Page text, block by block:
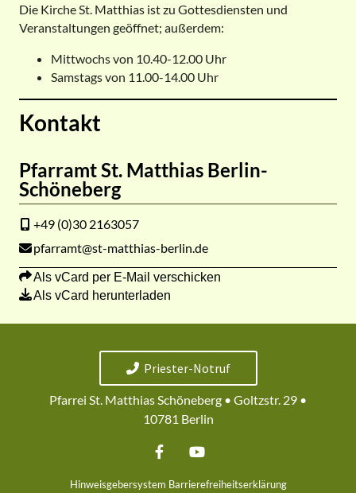
Die Kirche St. Matthias ist zu Gottesdiensten und
Veranstaltungen geöffnet; außerdem:
Mittwochs von 10.40-12.00 Uhr
Samstags von 11.00-14.00 Uhr
Kontakt
Pfarramt St. Matthias Berlin-
Schöneberg
+49 (0)30 2163057
pfarramt@st-matthias-berlin.de
Als vCard per E-Mail verschicken
Als vCard herunterladen
Priester-Notruf
Pfarrei St. Matthias Schöneberg • Goltzstr. 29 •
10781 Berlin
Hinweisgebersystem Barrierefreiheitserklärung